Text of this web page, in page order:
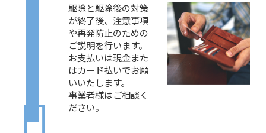
駆除と駆除後の対策
が終了後、注意事項
や再発防止のための
ご説明を行います。
お支払いは現金また
はカード払いでお願
いいたします。
事業者様はご相談く
ださい。